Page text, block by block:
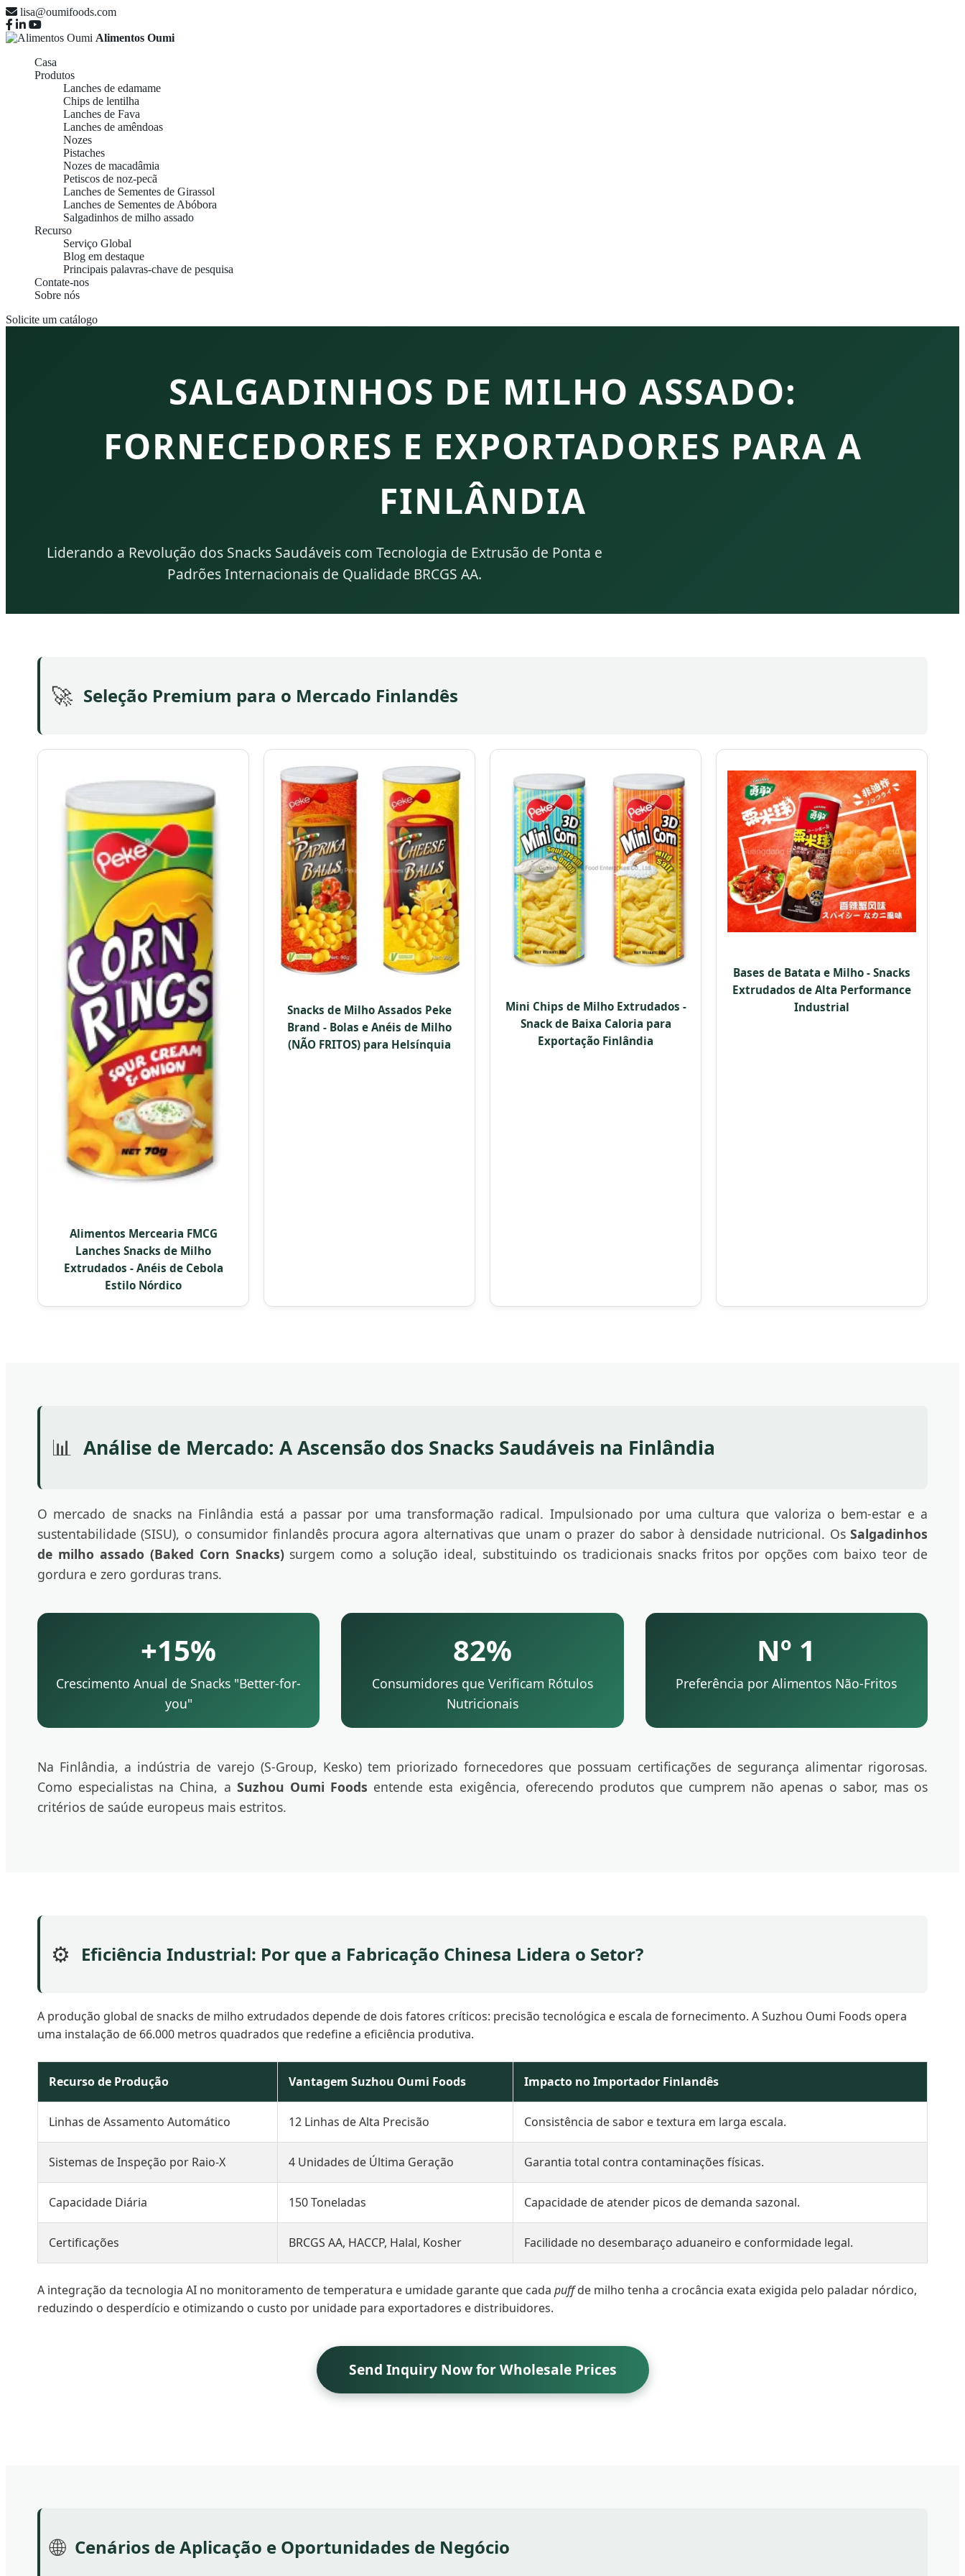
lisa@oumifoods.com
Alimentos Oumi
Casa
Produtos
Lanches de edamame
Chips de lentilha
Lanches de Fava
Lanches de amêndoas
Nozes
Pistaches
Nozes de macadâmia
Petiscos de noz-pecã
Lanches de Sementes de Girassol
Lanches de Sementes de Abóbora
Salgadinhos de milho assado
Recurso
Serviço Global
Blog em destaque
Principais palavras-chave de pesquisa
Contate-nos
Sobre nós
Solicite um catálogo
SALGADINHOS DE MILHO ASSADO:
FORNECEDORES E EXPORTADORES PARA A
FINLÂNDIA
Liderando a Revolução dos Snacks Saudáveis com Tecnologia de Extrusão de Ponta e
Padrões Internacionais de Qualidade BRCGS AA.
🚀 Seleção Premium para o Mercado Finlandês
Alimentos Mercearia FMCG
Lanches Snacks de Milho
Extrudados - Anéis de Cebola
Estilo Nórdico
Snacks de Milho Assados Peke
Brand - Bolas e Anéis de Milho
(NÃO FRITOS) para Helsínquia
Mini Chips de Milho Extrudados -
Snack de Baixa Caloria para
Exportação Finlândia
Bases de Batata e Milho - Snacks
Extrudados de Alta Performance
Industrial
📊 Análise de Mercado: A Ascensão dos Snacks Saudáveis na Finlândia
O mercado de snacks na Finlândia está a passar por uma transformação radical. Impulsionado por uma cultura que valoriza o bem-estar e a
sustentabilidade (SISU), o consumidor finlandês procura agora alternativas que unam o prazer do sabor à densidade nutricional. Os Salgadinhos
de milho assado (Baked Corn Snacks)surgem como a solução ideal, substituindo os tradicionais snacks fritos por opções com baixo teor de
gordura e zero gorduras trans.
+15%
Crescimento Anual de Snacks "Better-for-
you"
82%
Consumidores que Verificam Rótulos
Nutricionais
Nº 1
Preferência por Alimentos Não-Fritos
Na Finlândia, a indústria de varejo (S-Group, Kesko) tem priorizado fornecedores que possuam certificações de segurança alimentar rigorosas.
Como especialistas na China, a Suzhou Oumi Foods entende esta exigência, oferecendo produtos que cumprem não apenas o sabor, mas os
critérios de saúde europeus mais estritos.
⚙️ Eficiência Industrial: Por que a Fabricação Chinesa Lidera o Setor?
A produção global de snacks de milho extrudados depende de dois fatores críticos: precisão tecnológica e escala de fornecimento. A Suzhou Oumi Foods opera
uma instalação de 66.000 metros quadrados que redefine a eficiência produtiva.
Recurso de Produção Vantagem Suzhou Oumi Foods Impacto no Importador Finlandês
Linhas de Assamento Automático 12 Linhas de Alta Precisão Consistência de sabor e textura em larga escala.
Sistemas de Inspeção por Raio-X 4 Unidades de Última Geração Garantia total contra contaminações físicas.
Capacidade Diária 150 Toneladas Capacidade de atender picos de demanda sazonal.
Certificações BRCGS AA, HACCP, Halal, Kosher Facilidade no desembaraço aduaneiro e conformidade legal.
A integração da tecnologia AI no monitoramento de temperatura e umidade garante que cada puffde milho tenha a crocância exata exigida pelo paladar nórdico,
reduzindo o desperdício e otimizando o custo por unidade para exportadores e distribuidores.
Send Inquiry Now for Wholesale Prices
🌐 Cenários de Aplicação e Oportunidades de Negócio